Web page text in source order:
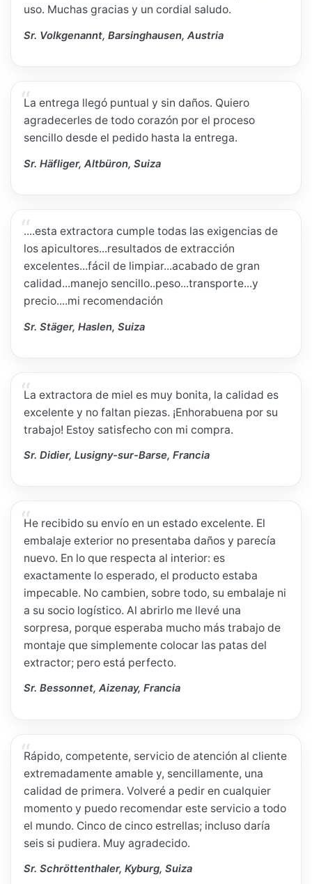
uso. Muchas gracias y un cordial saludo.
Sr. Volkgenannt, Barsinghausen, Austria
La entrega llegó puntual y sin daños. Quiero
agradecerles de todo corazón por el proceso
sencillo desde el pedido hasta la entrega.
Sr. Häfliger, Altbüron, Suiza
....esta extractora cumple todas las exigencias de
los apicultores...resultados de extracción
excelentes...fácil de limpiar...acabado de gran
calidad...manejo sencillo..peso...transporte...y
precio....mi recomendación
Sr. Stäger, Haslen, Suiza
La extractora de miel es muy bonita, la calidad es
excelente y no faltan piezas. ¡Enhorabuena por su
trabajo! Estoy satisfecho con mi compra.
Sr. Didier, Lusigny-sur-Barse, Francia
He recibido su envío en un estado excelente. El
embalaje exterior no presentaba daños y parecía
nuevo. En lo que respecta al interior: es
exactamente lo esperado, el producto estaba
impecable. No cambien, sobre todo, su embalaje ni
a su socio logístico. Al abrirlo me llevé una
sorpresa, porque esperaba mucho más trabajo de
montaje que simplemente colocar las patas del
extractor; pero está perfecto.
Sr. Bessonnet, Aizenay, Francia
Rápido, competente, servicio de atención al cliente
extremadamente amable y, sencillamente, una
calidad de primera. Volveré a pedir en cualquier
momento y puedo recomendar este servicio a todo
el mundo. Cinco de cinco estrellas; incluso daría
seis si pudiera. Muy agradecido.
Sr. Schröttenthaler, Kyburg, Suiza